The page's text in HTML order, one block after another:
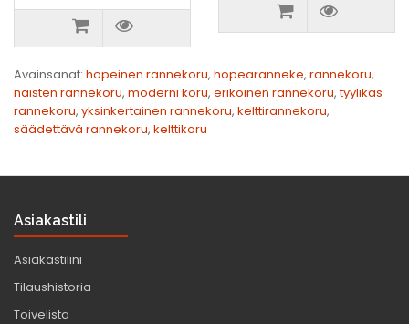
Avainsanat: hopeinen rannekoru, hopearanneke, rannekoru,
naisten rannekoru, moderni koru, erikoinen rannekoru,tyylikäs
rannekoru, yksinkertainen rannekoru, kelttirannekoru,
säädettävä rannekoru, kelttikoru
Asiakastili
Asiakastilini
Tilaushistoria
Toivelista